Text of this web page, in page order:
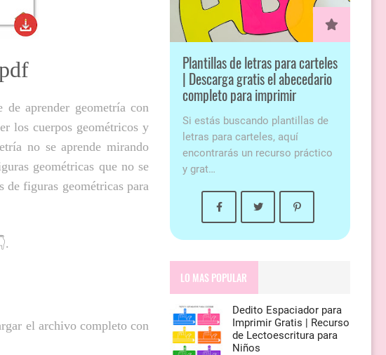
aprender geometría con
los cuerpos geométricos y
no se aprende mirando
geométricas que no se
figuras geométricas para
el archivo completo con
Plantillas de letras para carteles
| Descarga gratis el abecedario
completo para imprimir
Si estás buscando plantillas de
letras para carteles, aquí
encontrarás un recurso práctico
y grat…
LO MAS POPULAR
Dedito Espaciador para
Imprimir Gratis | Recurso
de Lectoescritura para
Niños